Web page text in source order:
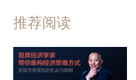
推荐阅读